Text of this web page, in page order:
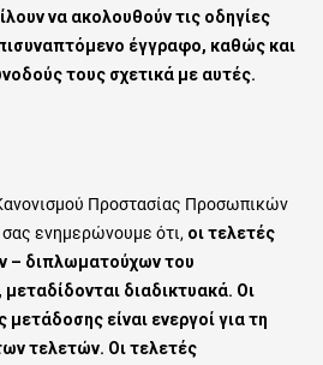
να ακολουθούν τις οδηγίες
έγγραφο, καθώς και
τους σχετικά με αυτές.
Προστασίας Προσωπικών
ενημερώνουμε ότι, οι τελετές
– διπλωματούχων του
διαδικτυακά. Οι
είναι ενεργοί για τη
τελετών. Οι τελετές